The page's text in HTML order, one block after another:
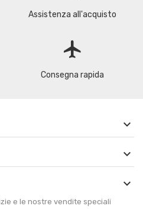
Assistenza all'acquisto
flight
Consegna rapida



e le nostre vendite speciali